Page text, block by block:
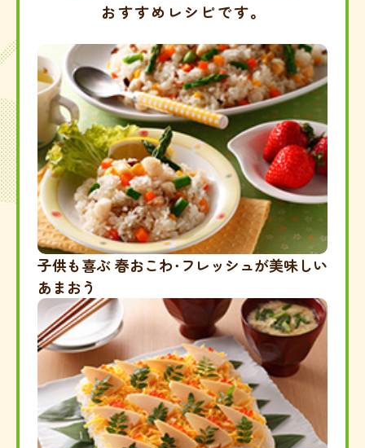
おすすめレシピです。
子供も喜ぶ 春おこわ・フレッシュが美味しい
あまおう